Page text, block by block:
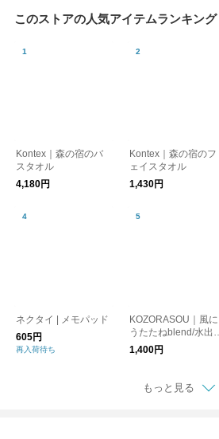
このストアの人気アイテムランキング
Kontex｜森の宿のバ
スタオル
4,180円
Kontex｜森の宿のフ
ェイスタオル
1,430円
ネクタイ | メモパッド
605円
再入荷待ち
KOZORASOU｜風に
うたたねblend/水出し
コーヒー
1,400円
もっと見る